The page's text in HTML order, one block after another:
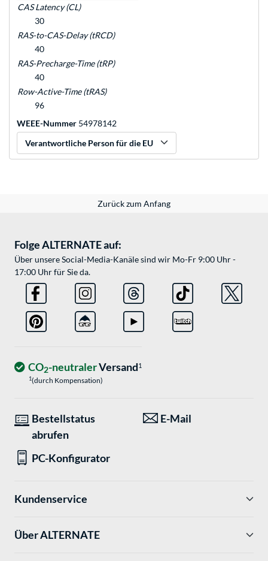
CAS Latency (CL)
30
RAS-to-CAS-Delay (tRCD)
40
RAS-Precharge-Time (tRP)
40
Row-Active-Time (tRAS)
96
WEEE-Nummer 54978142
Verantwortliche Person für die EU
Zurück zum Anfang
Folge ALTERNATE auf:
Über unsere Social-Media-Kanäle sind wir Mo-Fr 9:00 Uhr -
17:00 Uhr für Sie da.
CO2-neutralerVersand1
1(durch Kompensation)
Bestellstatus
abrufen
E-Mail
PC-Konfigurator
Kundenservice
Über ALTERNATE